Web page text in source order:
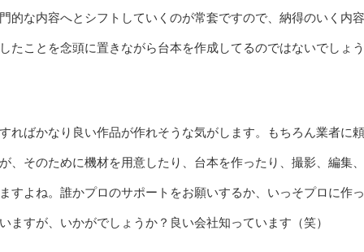
的な内容へとシフトしていくのが常套ですので、納得のいく内
たことを念頭に置きながら台本を作成してるのではないでしょう
ればかなり良い作品が作れそうな気がします。もちろん業者に
、そのために機材を用意したり、台本を作ったり、撮影、編集
すよね。誰かプロのサポートをお願いするか、いっそプロに作
すが、いかがでしょうか？良い会社知っています（笑）